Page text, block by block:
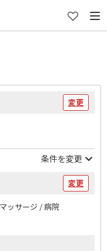
変更
条件を変更
変更
ッサージ / 病院